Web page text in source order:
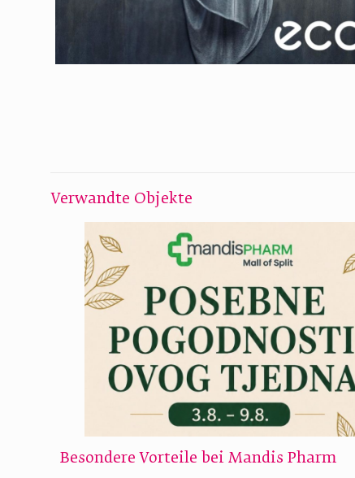
Verwandte Objekte
Besondere Vorteile bei Mandis Pharm